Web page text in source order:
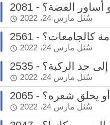
أساور الفضة؟
سُئل مارس 24، 2022
كالجامعات؟
سُئل مارس 24، 2022
إلى حد الركبة؟
سُئل مارس 24، 2022
أو يحلق شعره؟
سُئل مارس 24، 2022